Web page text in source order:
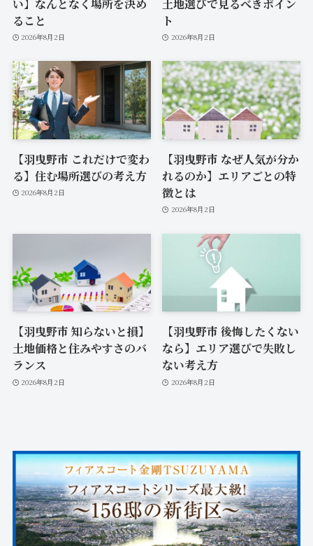
ること
2026年8月2日
ト
2026年8月2日
【羽曳野市 これだけで変わ
る】住む場所選びの考え方
2026年8月2日
【羽曳野市 なぜ人気が分か
れるのか】エリアごとの特
徴とは
2026年8月2日
【羽曳野市 知らないと損】
土地価格と住みやすさのバ
ランス
2026年8月2日
【羽曳野市 後悔したくない
なら】エリア選びで失敗し
ない考え方
2026年8月2日